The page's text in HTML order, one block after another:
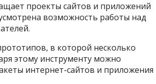
проекты сайтов и приложений
возможность работы над
в которой несколько
этому инструменту можно
интернет-сайтов и приложения